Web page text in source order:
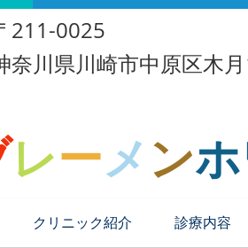
211-0025
レーメ ン
奈川県川崎市中原区木
クリニック紹介 診療内容